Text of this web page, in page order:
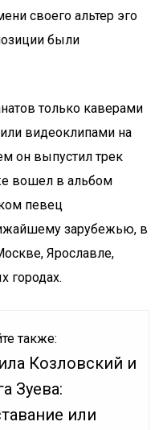
своего альтер эго
были
только каверами
видеоклипами на
он выпустил трек
вошел в альбом
певец
зарубежью, в
Ярославле,
городах.
также:
Козловский и
Зуева:
или